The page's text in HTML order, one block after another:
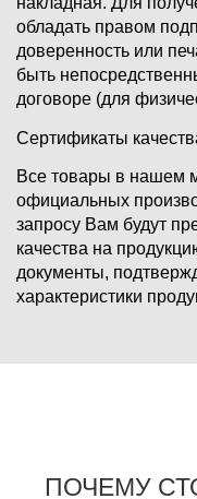
обладать правом
доверенность или
быть
договоре (для
Сертификаты
Все товары в нашем
официальных
запросу Вам будут
качества на
документы,
характеристики
ПОЧЕМУ